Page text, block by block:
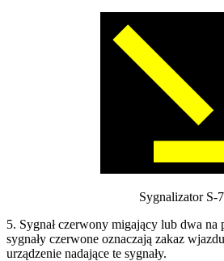
Sygnalizator S-7
5. Sygnał czerwony migający lub dwa na
sygnały czerwone oznaczają zakaz
urządzenie nadające te sygnały.